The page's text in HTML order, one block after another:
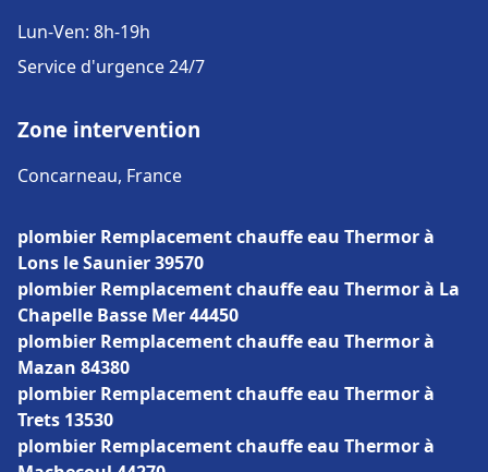
Lun-Ven: 8h-19h
Service d'urgence 24/7
Zone intervention
Concarneau, France
plombier Remplacement chauffe eau Thermor à
Lons le Saunier 39570
plombier Remplacement chauffe eau Thermor à La
Chapelle Basse Mer 44450
plombier Remplacement chauffe eau Thermor à
Mazan 84380
plombier Remplacement chauffe eau Thermor à
Trets 13530
plombier Remplacement chauffe eau Thermor à